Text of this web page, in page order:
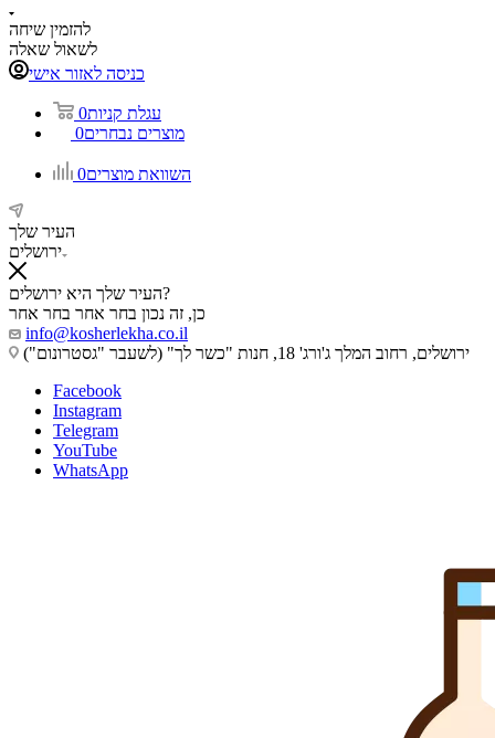
להזמין שיחה
לשאול שאלה
כניסה לאזור אישי
עגלת קניות0
מוצרים נבחרים0
השוואת מוצרים0
העיר שלך
ירושלים
העיר שלך היא ירושלים?
כן, זה נכון בחר אחר בחר אחר
info@kosherlekha.co.il
ירושלים, רחוב המלך ג'ורג' 18, חנות "כשר לך" (לשעבר "גסטרונום")
Facebook
Instagram
Telegram
YouTube
WhatsApp